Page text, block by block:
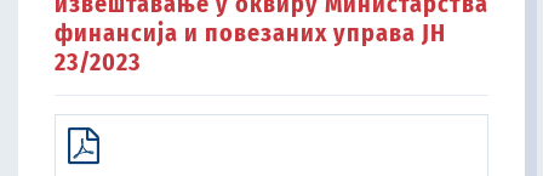
финансија и повезаних управа ЈН
23/2023